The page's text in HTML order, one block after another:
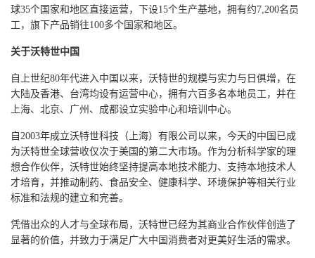
球35个国家和地区直接运营，下设15个生产基地，拥有约7,200名员
工，旗下产品销往100多个国家和地区。
关于沃特世中国
自上世纪80年代进入中国以来，沃特世的规模与实力与日俱增，在
大陆及香港、台湾均设有运营中心，拥有六百多名本地员工，并在
上海、北京、广州、成都设立实验中心和培训中心。
自2003年成立沃特世科技（上海）有限公司以来，今天的中国已成
为沃特世全球营收仅次于美国的第二大市场。作为分析科学家的理
想合作伙伴，沃特世始终坚持提高本地技术能力、支持本地技术人
才培育，并推动制药、食品安全、健康科学、环境保护等相关行业
标准和法规的建立和完善。
凭借出众的人才与全球布局，沃特世已经为其商业合作伙伴创造了
显著的价值，并致力于满足广大中国消费者对更美好生活的需求。